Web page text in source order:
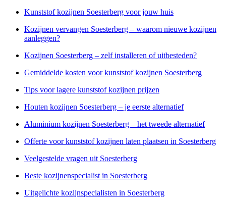
Kunststof kozijnen Soesterberg voor jouw huis
Kozijnen vervangen Soesterberg – waarom nieuwe kozijnen
aanleggen?
Kozijnen Soesterberg – zelf installeren of uitbesteden?
Gemiddelde kosten voor kunststof kozijnen Soesterberg
Tips voor lagere kunststof kozijnen prijzen
Houten kozijnen Soesterberg – je eerste alternatief
Aluminium kozijnen Soesterberg – het tweede alternatief
Offerte voor kunststof kozijnen laten plaatsen in Soesterberg
Veelgestelde vragen uit Soesterberg
Beste kozijnenspecialist in Soesterberg
Uitgelichte kozijnspecialisten in Soesterberg